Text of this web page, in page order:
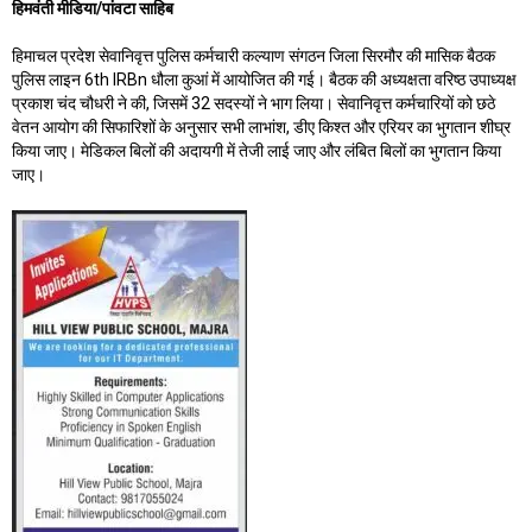
हिमवंती मीडिया/पांवटा साहिब
हिमाचल प्रदेश सेवानिवृत्त पुलिस कर्मचारी कल्याण संगठन जिला सिरमौर की मासिक बैठक
पुलिस लाइन 6th IRBn धौला कुआं में आयोजित की गई। बैठक की अध्यक्षता वरिष्ठ उपाध्यक्ष
प्रकाश चंद चौधरी ने की, जिसमें 32 सदस्यों ने भाग लिया। सेवानिवृत्त कर्मचारियों को छठे
वेतन आयोग की सिफारिशों के अनुसार सभी लाभांश, डीए किश्त और एरियर का भुगतान शीघ्र
किया जाए। मेडिकल बिलों की अदायगी में तेजी लाई जाए और लंबित बिलों का भुगतान किया
जाए।